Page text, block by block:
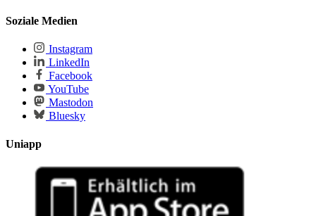
Soziale Medien
Instagram
LinkedIn
Facebook
YouTube
Mastodon
Bluesky
Uniapp